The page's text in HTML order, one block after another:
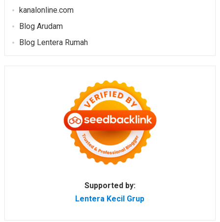
kanalonline.com
Blog Arudam
Blog Lentera Rumah
Supported by:
Lentera Kecil Grup